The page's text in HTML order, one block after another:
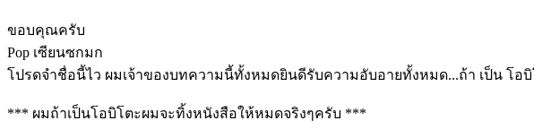
ขอบคุณครับ
Pop เซียนซกมก
โปรดจำชื่อนี้ไว ผมเจ้าของบทความนี้ทั้งหมดยินดีรับความอับอายทั้งหมด...ถ้า เป็น โอบิ
*** ผมถ้าเป็นโอบิโตะผมจะทิ้งหนังสือให้หมดจริงๆครับ ***